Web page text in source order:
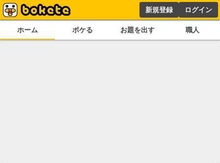
新規登録 ログイン
ホーム ボケる お題を出す 職人